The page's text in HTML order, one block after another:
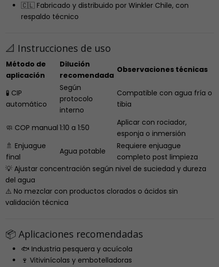
🇨🇱 Fabricado y distribuido por Winkler Chile, con
respaldo técnico
📐 Instrucciones de uso
Método de
aplicación
Dilución
recomendada
Observaciones técnicas
🧪 CIP
automático
Según
protocolo
interno
Compatible con agua fría o
tibia
🧼 COP manual 1:10 a 1:50
Aplicar con rociador,
esponja o inmersión
🚿 Enjuague
final
Agua potable
Requiere enjuague
completo post limpieza
💡 Ajustar concentración según nivel de suciedad y dureza
del agua
⚠️ No mezclar con productos clorados o ácidos sin
validación técnica
📦 Aplicaciones recomendadas
🐟 Industria pesquera y acuícola
🍷 Vitivinícolas y embotelladoras